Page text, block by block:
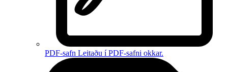
PDF-safn Leitaðu í PDF-safni okkar.